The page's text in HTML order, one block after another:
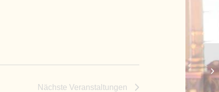
Nächste Veranstaltungen